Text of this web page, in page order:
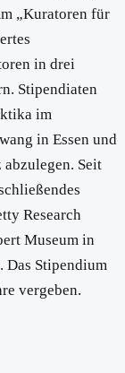
„Kuratoren für
in drei
Stipendiaten
im
in Essen und
Seit
Research
Museum in
Das Stipendium
vergeben.